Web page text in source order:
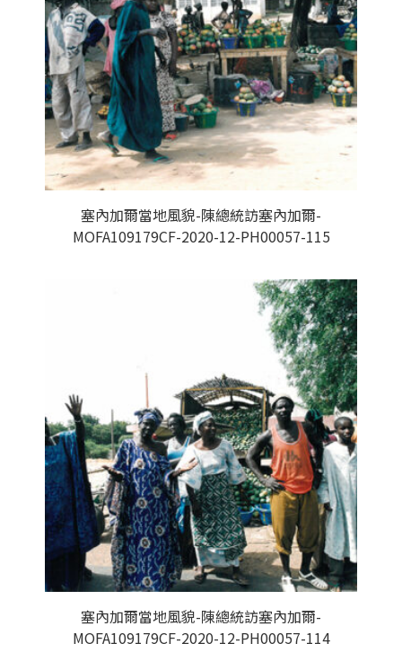
塞內加爾當地風貌-陳總統訪塞內加爾-
MOFA109179CF-2020-12-PH00057-115
塞內加爾當地風貌-陳總統訪塞內加爾-
MOFA109179CF-2020-12-PH00057-114